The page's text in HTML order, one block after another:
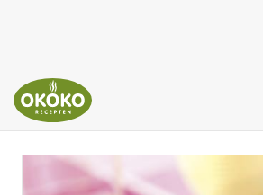
HOME